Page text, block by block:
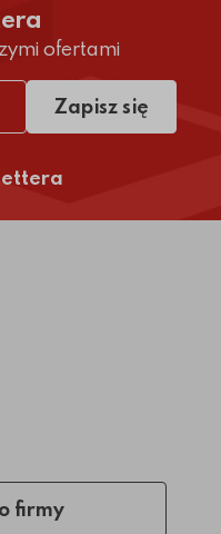
ofertami
Zapisz się
firmy